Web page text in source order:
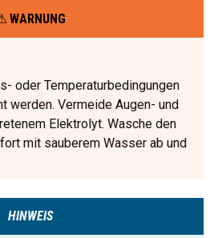
WARNUNG
oder Temperaturbedingungen
werden. Vermeide Augen- und
Elektrolyt. Wasche den
mit sauberem Wasser ab und
HINWEIS